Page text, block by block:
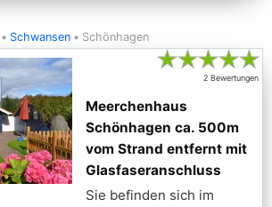
Schwansen Schönhagen
★★★★★
2 Bewertungen
Meerchenhaus
Schönhagen ca. 500m
vom Strand entfernt mit
Glasfaseranschluss
Sie befinden sich im